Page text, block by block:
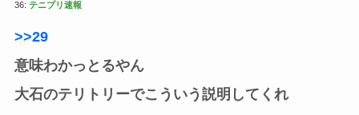
36: テニプリ速報
>>29
意味わかっとるやん
大石のテリトリーでこういう説明してくれ